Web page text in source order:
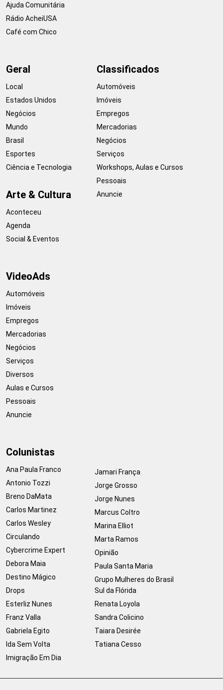
Ajuda Comunitária
Rádio AcheiUSA
Café com Chico
Geral
Local
Estados Unidos
Negócios
Mundo
Brasil
Esportes
Ciência e Tecnologia
Arte & Cultura
Aconteceu
Agenda
Social & Eventos
Classificados
Automóveis
Imóveis
Empregos
Mercadorias
Negócios
Serviços
Workshops, Aulas e Cursos
Pessoais
Anuncie
VideoAds
Automóveis
Imóveis
Empregos
Mercadorias
Negócios
Serviços
Diversos
Aulas e Cursos
Pessoais
Anuncie
Colunistas
Ana Paula Franco
Antonio Tozzi
Breno DaMata
Carlos Martinez
Carlos Wesley
Circulando
Cybercrime Expert
Debora Maia
Destino Mágico
Drops
Esterliz Nunes
Franz Valla
Gabriela Egito
Ida Sem Volta
Imigração Em Dia
Jamari França
Jorge Grosso
Jorge Nunes
Marcus Coltro
Marina Elliot
Marta Ramos
Opinião
Paula Santa Maria
Grupo Mulheres do Brasil
Sul da Flórida
Renata Loyola
Sandra Colicino
Taiara Desirée
Tatiana Cesso